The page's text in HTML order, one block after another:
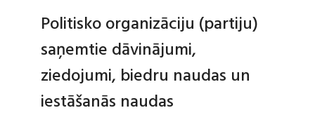
Politisko organizāciju (partiju)
saņemtie dāvinājumi,
ziedojumi, biedru naudas un
iestāšanās naudas